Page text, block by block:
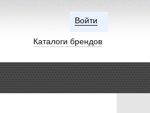
Войти
Каталоги брендов